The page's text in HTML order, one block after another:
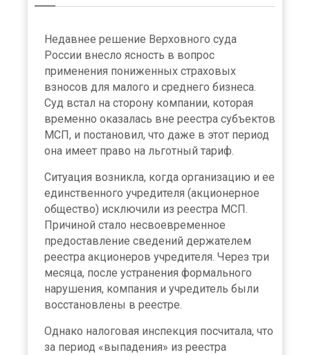
Недавнее решение Верховного суда
России внесло ясность в вопрос
применения пониженных страховых
взносов для малого и среднего бизнеса.
Суд встал на сторону компании, которая
временно оказалась вне реестра субъектов
МСП, и постановил, что даже в этот период
она имеет право на льготный тариф.
Ситуация возникла, когда организацию и ее
единственного учредителя (акционерное
общество) исключили из реестра МСП.
Причиной стало несвоевременное
предоставление сведений держателем
реестра акционеров учредителя. Через три
месяца, после устранения формального
нарушения, компания и учредитель были
восстановлены в реестре.
Однако налоговая инспекция посчитала, что
за период «выпадения» из реестра